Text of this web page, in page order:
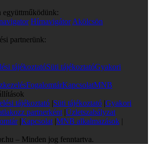
együttműködünk:
Hírnavigátor Akölcsön
partnerünk:
tájékoztatóSüti tájékoztatóGyakori
FogalomtárKapcsolatMNB
tájékoztató |Süti tájékoztató |Gyakori
partnerként |Üzletszabályzat
|Kapcsolat |MNB alkalmazások |
– Minden jog fenntartva.